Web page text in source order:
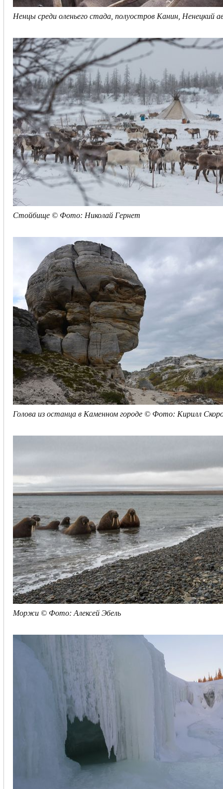
Ненцы среди оленьего стада, полуостров Канин,
Стойбище © Фото: Николай Гернет
Голова из останца в Каменном городе © Фото: Кирилл
Моржи © Фото: Алексей Эбель